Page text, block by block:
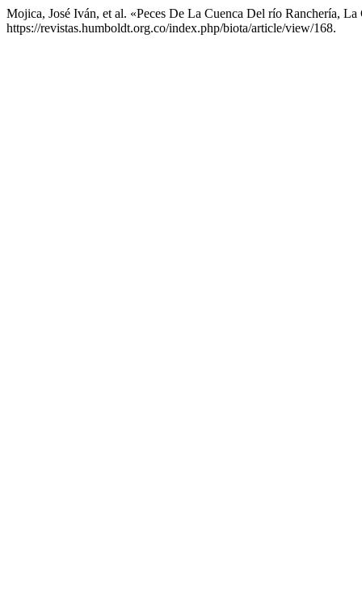
Mojica, José Iván, et al. «Peces De La Cuenca Del río Ranchería,
https://revistas.humboldt.org.co/index.php/biota/article/view/168.